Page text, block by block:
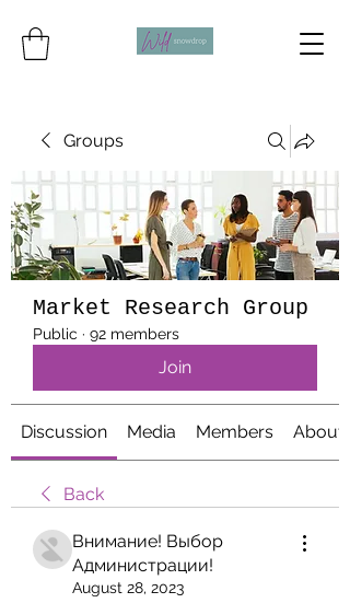
Groups
Market Research Group
Public · 92 members
Join
Discussion Media Members About
Back
Внимание! Выбор
Администрации!
August 28, 2023